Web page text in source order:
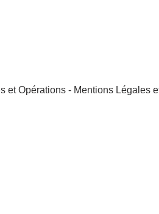
et Opérations - Mentions Légales